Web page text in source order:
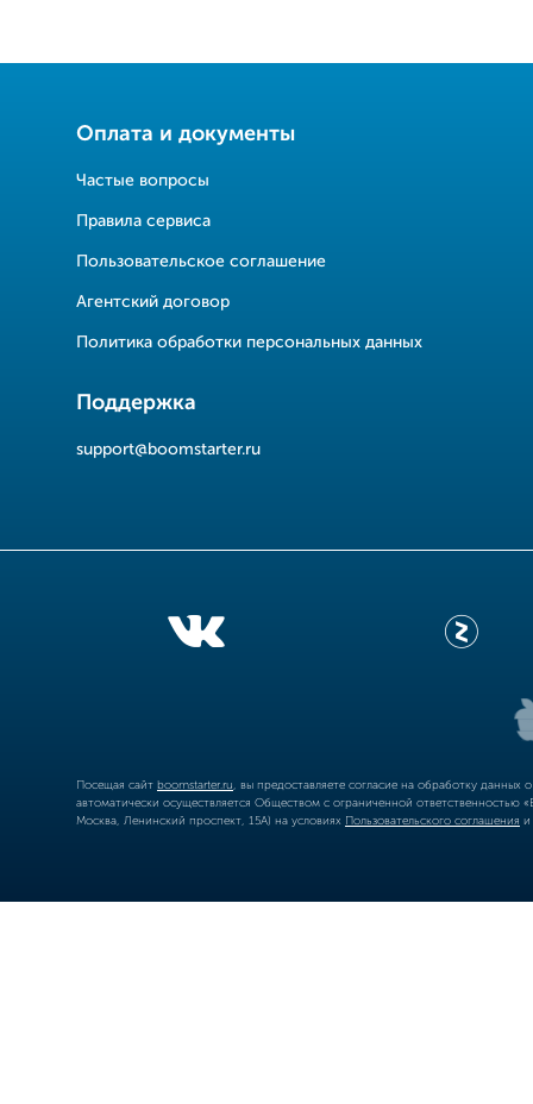
Оплата и документы
Частые вопросы
Правила сервиса
Пользовательское соглашение
Агентский договор
Политика обработки персональных данных
Поддержка
support@boomstarter.ru
Посещая сайт boomstarter.ru , вы предоставляете согласие на обработку
автоматически осуществляется Обществом с ограниченной
Москва, Ленинский проспект, 15А) на условиях Пользовательского соглашения и